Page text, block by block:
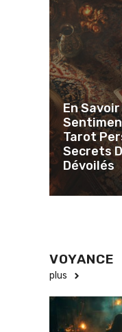
En
Tarot
Secrets
Dévoilés
VOYANCE
plus